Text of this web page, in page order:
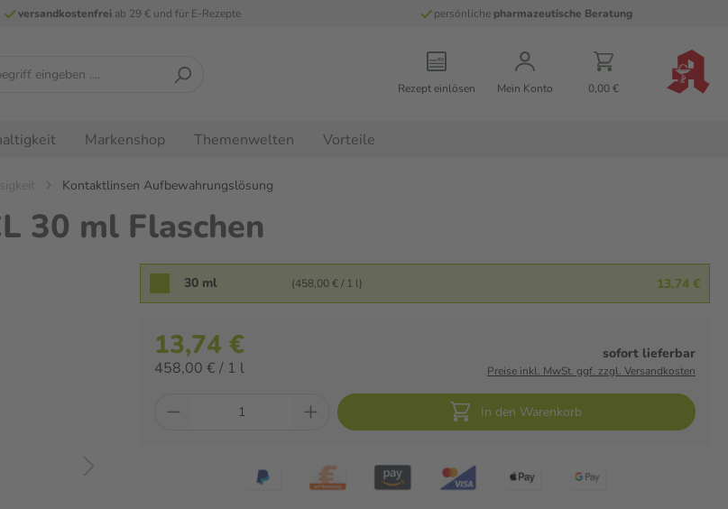
versandkostenfreiab 29 € und für E-Rezepte persönliche pharmazeutische Beratung
Rezept einlösen Mein Konto 0,00 €
Markenshop Themenwelten Vorteile
Kontaktlinsen Aufbewahrungslösung
30 ml Flaschen
30 ml (458,00 € / 1 l) 13,74 €
13,74 €
458,00 € / 1 l
sofort lieferbar
Preise inkl. MwSt. ggf. zzgl. Versandkosten
In den Warenkorb